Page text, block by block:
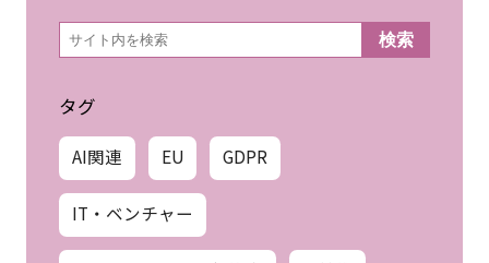
検
索 検索
タグ
AI関連 EU GDPR
IT・ベンチャー